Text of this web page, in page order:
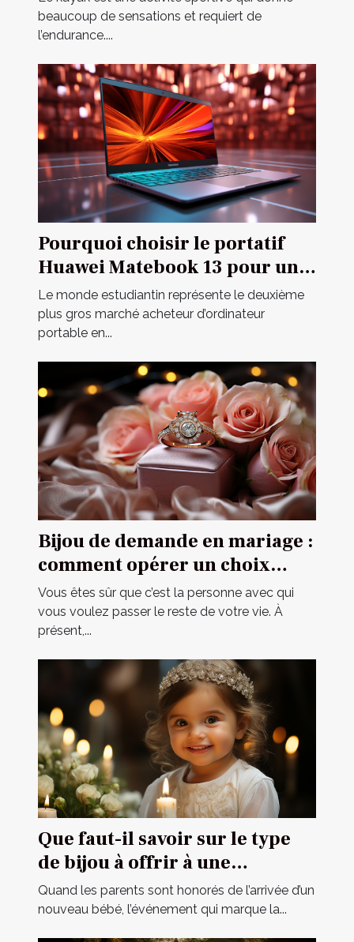
beaucoup de sensations et requiert de
l’endurance....
Pourquoi choisir le portatif
Huawei Matebook 13 pour un
étudiant ?
Le monde estudiantin représente le deuxième
plus gros marché acheteur d’ordinateur
portable en...
Bijou de demande en mariage :
comment opérer un choix
parfait ?
Vous êtes sûr que c’est la personne avec qui
vous voulez passer le reste de votre vie. À
présent,...
Que faut-il savoir sur le type
de bijou à offrir à une
cérémonie de baptême ?
Quand les parents sont honorés de l’arrivée d’un
nouveau bébé, l’événement qui marque la...